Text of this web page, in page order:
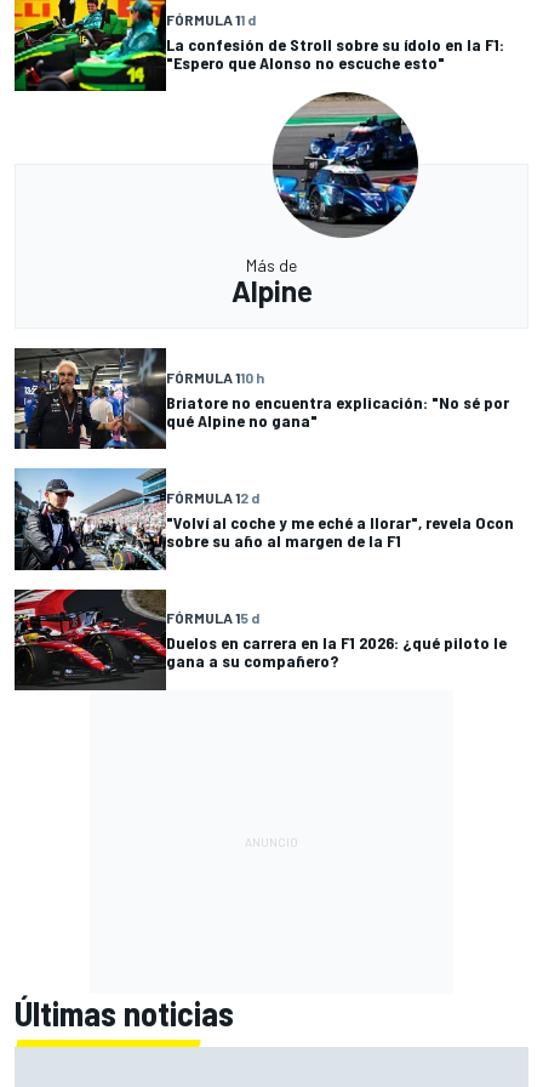
FÓRMULA 11 d
La confesión de Stroll sobre su ídolo en la F1:
"Espero que Alonso no escuche esto"
Más de
Alpine
FÓRMULA 110 h
Briatore no encuentra explicación: "No sé por
qué Alpine no gana"
FÓRMULA 12 d
"Volví al coche y me eché a llorar", revela Ocon
sobre su año al margen de la F1
FÓRMULA 15 d
Duelos en carrera en la F1 2026: ¿qué piloto le
gana a su compañero?
Últimas noticias